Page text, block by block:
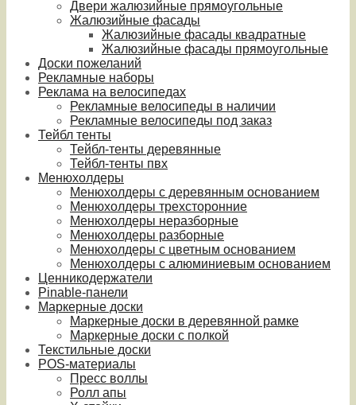
Двери жалюзийные прямоугольные
Жалюзийные фасады
Жалюзийные фасады квадратные
Жалюзийные фасады прямоугольные
Доски пожеланий
Рекламные наборы
Реклама на велосипедах
Рекламные велосипеды в наличии
Рекламные велосипеды под заказ
Тейбл тенты
Тейбл-тенты деревянные
Тейбл-тенты пвх
Менюхолдеры
Менюхолдеры с деревянным основанием
Менюхолдеры трехсторонние
Менюхолдеры неразборные
Менюхолдеры разборные
Менюхолдеры с цветным основанием
Менюхолдеры с алюминиевым основанием
Ценникодержатели
Pinable-панели
Маркерные доски
Маркерные доски в деревянной рамке
Маркерные доски с полкой
Текстильные доски
POS-материалы
Пресс воллы
Ролл апы